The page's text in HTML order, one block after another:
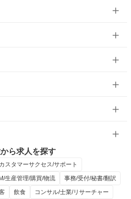
ら求人を探す
スタマーサクセス/サポート
生産管理/購買/物流
事務/受付/秘書/翻訳
飲食
コンサル/士業/リサーチャー